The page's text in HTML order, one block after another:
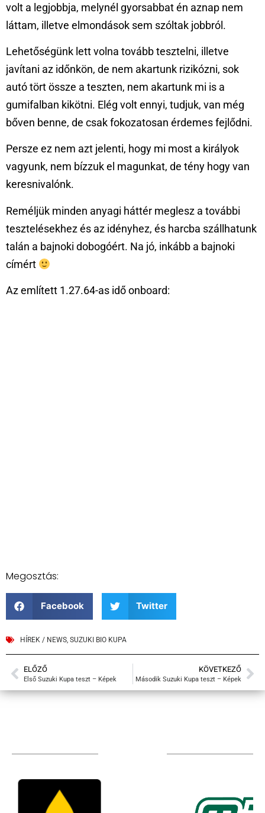
volt a legjobbja, melynél gyorsabbat én aznap nem
láttam, illetve elmondások sem szóltak jobbról.
Lehetőségünk lett volna tovább tesztelni, illetve
javítani az időnkön, de nem akartunk rizikózni, sok
autó tört össze a teszten, nem akartunk mi is a
gumifalban kikötni. Elég volt ennyi, tudjuk, van még
bőven benne, de csak fokozatosan érdemes fejlődni.
Persze ez nem azt jelenti, hogy mi most a királyok
vagyunk, nem bízzuk el magunkat, de tény hogy van
keresnivalónk.
Reméljük minden anyagi háttér meglesz a további
tesztelésekhez és az idényhez, és harcba szállhatunk
talán a bajnoki dobogóért. Na jó, inkább a bajnoki
címért
Az említett 1.27.64-as idő onboard:
Megosztás:
Facebook Twitter
HÍREK / NEWS, SUZUKI BIO KUPA
ELŐZŐ
Első Suzuki Kupa teszt – Képek
KÖVETKEZŐ
Második Suzuki Kupa teszt – Képek